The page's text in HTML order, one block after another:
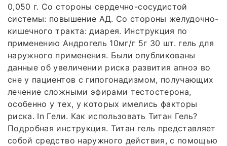
0,050 г. Со стороны сердечно-сосудистой
системы: повышение АД. Со стороны желудочно-
кишечного тракта: диарея. Инструкция по
применению Андрогель 10мг/г 5г 30 шт. гель для
наружного применения. Были опубликованы
данные об увеличении риска развития апноэ во
сне у пациентов с гипогонадизмом, получающих
лечение сложными эфирами тестостерона,
особенно у тех, у которых имелись факторы
риска. In Гели. Как использовать Титан Гель?
Подробная инструкция. Титан гель представляет
собой средство наружного действия, с помощью